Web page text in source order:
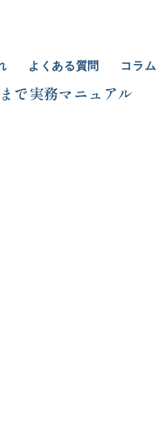
よくある質問 コラム
で実務マニュアル